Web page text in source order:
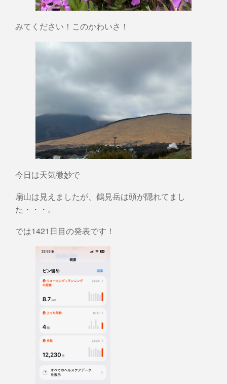
みてください！このかわいさ！
今日は天気微妙で
扇山は見えましたが、鶴見岳は頭が隠れてまし
た・・・。
では1421日目の発表です！